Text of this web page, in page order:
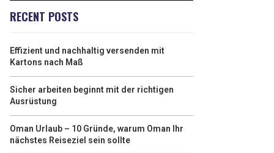
RECENT POSTS
Effizient und nachhaltig versenden mit
Kartons nach Maß
Sicher arbeiten beginnt mit der richtigen
Ausrüstung
Oman Urlaub – 10 Gründe, warum Oman Ihr
nächstes Reiseziel sein sollte